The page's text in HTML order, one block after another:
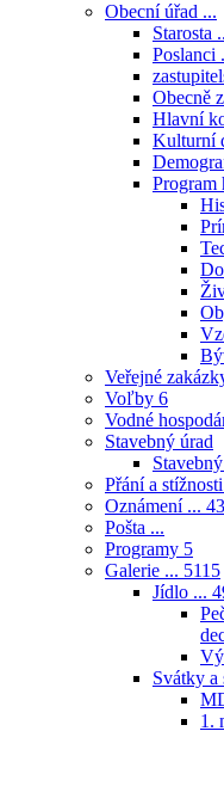
Obecní úřad ...
Starosta
Poslanci
Obecně
Hlavní
Kulturní
Program
Veřejné
Voľby 6
Vodné
Stavebný úrad
Přání a
Oznámení ...
Pošta ...
Programy 5
Galerie ... 5115
Jídlo ...
Svátky a
1.